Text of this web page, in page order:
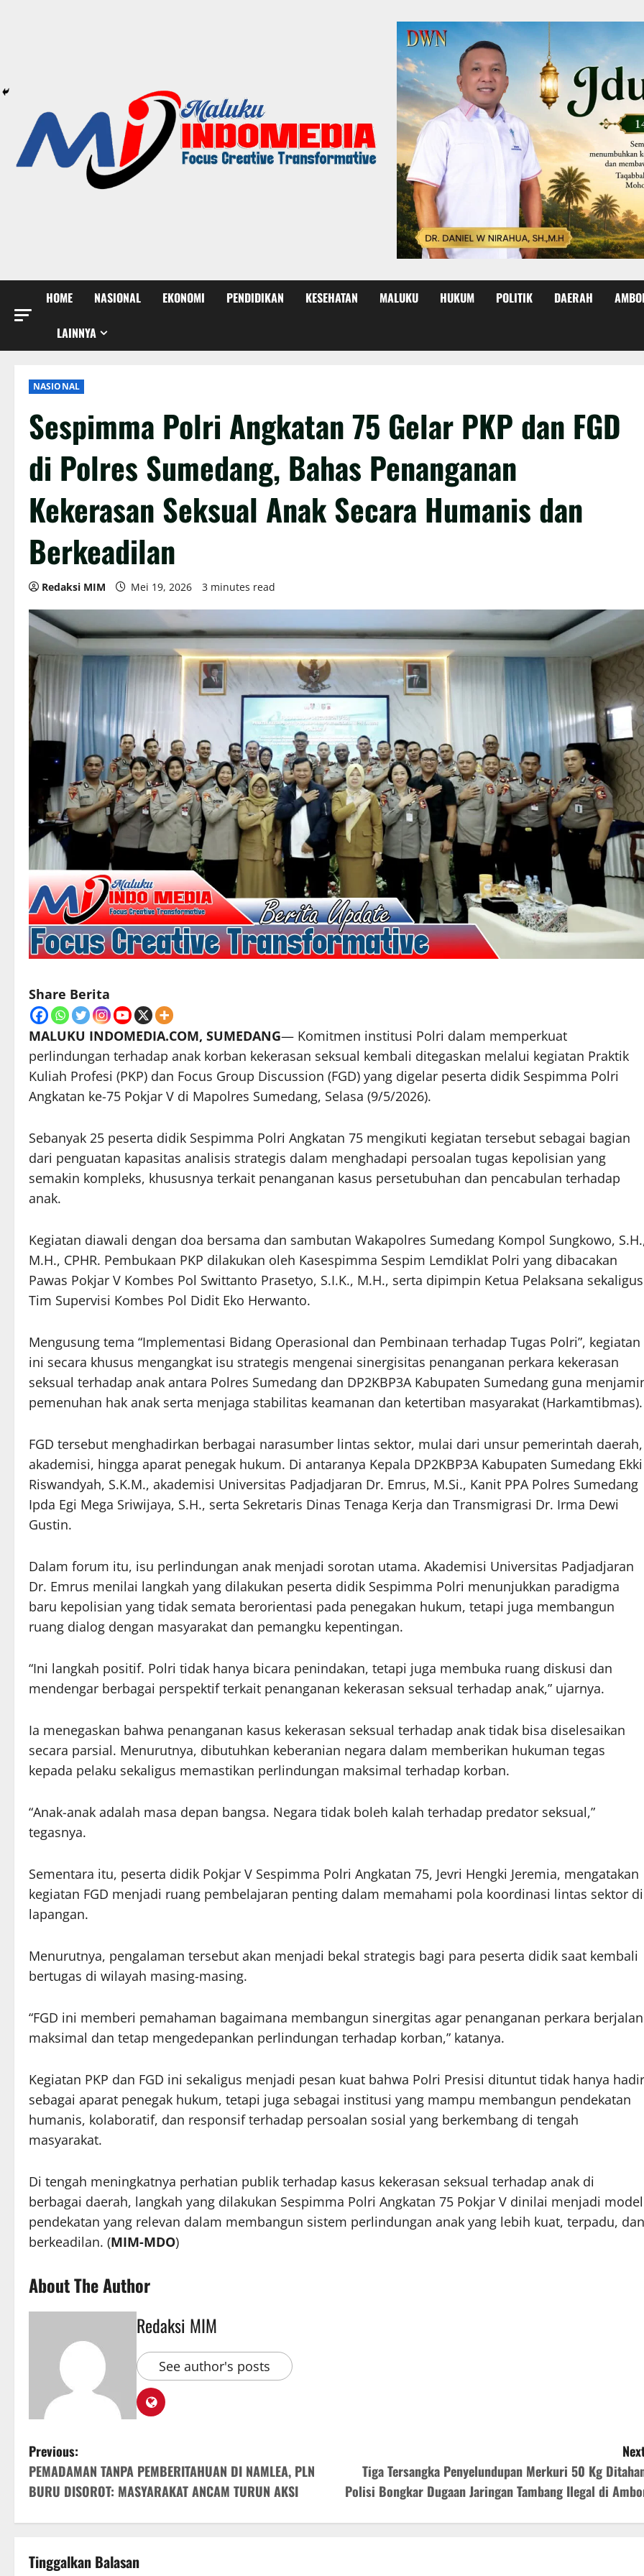
HOME NASIONAL EKONOMI PENDIDIKAN KESEHATAN MALUKU HUKUM POLITIK DAERAH
LAINNYA
NASIONAL
Sespimma Polri Angkatan 75 Gelar PKP dan FGD
di Polres Sumedang, Bahas Penanganan
Kekerasan Seksual Anak Secara Humanis dan
Berkeadilan
Redaksi MIM Mei 19, 2026 3 minutes read
Share Berita
MALUKU INDOMEDIA.COM, SUMEDANG— Komitmen institusi Polri dalam memperkuat
perlindungan terhadap anak korban kekerasan seksual kembali ditegaskan melalui kegiatan Praktik
Kuliah Profesi (PKP) dan Focus Group Discussion (FGD) yang digelar peserta didik Sespimma Polri
Angkatan ke-75 Pokjar V di Mapolres Sumedang, Selasa (9/5/2026).
Sebanyak 25 peserta didik Sespimma Polri Angkatan 75 mengikuti kegiatan tersebut sebagai bagian
dari penguatan kapasitas analisis strategis dalam menghadapi persoalan tugas kepolisian yang
semakin kompleks, khususnya terkait penanganan kasus persetubuhan dan pencabulan terhadap
anak.
Kegiatan diawali dengan doa bersama dan sambutan Wakapolres Sumedang Kompol Sungkowo,
M.H., CPHR. Pembukaan PKP dilakukan oleh Kasespimma Sespim Lemdiklat Polri yang dibacakan
Pawas Pokjar V Kombes Pol Swittanto Prasetyo, S.I.K., M.H., serta dipimpin Ketua Pelaksana sekaligus
Tim Supervisi Kombes Pol Didit Eko Herwanto.
Mengusung tema “Implementasi Bidang Operasional dan Pembinaan terhadap Tugas Polri”, kegiatan
ini secara khusus mengangkat isu strategis mengenai sinergisitas penanganan perkara kekerasan
seksual terhadap anak antara Polres Sumedang dan DP2KBP3A Kabupaten Sumedang guna
pemenuhan hak anak serta menjaga stabilitas keamanan dan ketertiban masyarakat (Harkamtibmas).
FGD tersebut menghadirkan berbagai narasumber lintas sektor, mulai dari unsur pemerintah daerah,
akademisi, hingga aparat penegak hukum. Di antaranya Kepala DP2KBP3A Kabupaten Sumedang Ekki
Riswandyah, S.K.M., akademisi Universitas Padjadjaran Dr. Emrus, M.Si., Kanit PPA Polres Sumedang
Ipda Egi Mega Sriwijaya, S.H., serta Sekretaris Dinas Tenaga Kerja dan Transmigrasi Dr. Irma Dewi
Gustin.
Dalam forum itu, isu perlindungan anak menjadi sorotan utama. Akademisi Universitas Padjadjaran
Dr. Emrus menilai langkah yang dilakukan peserta didik Sespimma Polri menunjukkan paradigma
baru kepolisian yang tidak semata berorientasi pada penegakan hukum, tetapi juga membangun
ruang dialog dengan masyarakat dan pemangku kepentingan.
“Ini langkah positif. Polri tidak hanya bicara penindakan, tetapi juga membuka ruang diskusi dan
mendengar berbagai perspektif terkait penanganan kekerasan seksual terhadap anak,” ujarnya.
Ia menegaskan bahwa penanganan kasus kekerasan seksual terhadap anak tidak bisa diselesaikan
secara parsial. Menurutnya, dibutuhkan keberanian negara dalam memberikan hukuman tegas
kepada pelaku sekaligus memastikan perlindungan maksimal terhadap korban.
“Anak-anak adalah masa depan bangsa. Negara tidak boleh kalah terhadap predator seksual,”
tegasnya.
Sementara itu, peserta didik Pokjar V Sespimma Polri Angkatan 75, Jevri Hengki Jeremia, mengatakan
kegiatan FGD menjadi ruang pembelajaran penting dalam memahami pola koordinasi lintas sektor di
lapangan.
Menurutnya, pengalaman tersebut akan menjadi bekal strategis bagi para peserta didik saat kembali
bertugas di wilayah masing-masing.
“FGD ini memberi pemahaman bagaimana membangun sinergitas agar penanganan perkara berjalan
maksimal dan tetap mengedepankan perlindungan terhadap korban,” katanya.
Kegiatan PKP dan FGD ini sekaligus menjadi pesan kuat bahwa Polri Presisi dituntut tidak hanya hadir
sebagai aparat penegak hukum, tetapi juga sebagai institusi yang mampu membangun pendekatan
humanis, kolaboratif, dan responsif terhadap persoalan sosial yang berkembang di tengah
masyarakat.
Di tengah meningkatnya perhatian publik terhadap kasus kekerasan seksual terhadap anak di
berbagai daerah, langkah yang dilakukan Sespimma Polri Angkatan 75 Pokjar V dinilai menjadi model
pendekatan yang relevan dalam membangun sistem perlindungan anak yang lebih kuat, terpadu, dan
berkeadilan. (MIM-MDO)
About The Author
Redaksi MIM
See author's posts
Previous:
PEMADAMAN TANPA PEMBERITAHUAN DI NAMLEA, PLN
BURU DISOROT: MASYARAKAT ANCAM TURUN AKSI
Tiga Tersangka Penyelundupan Merkuri 50 Kg
Polisi Bongkar Dugaan Jaringan Tambang Ilegal di
Tinggalkan Balasan